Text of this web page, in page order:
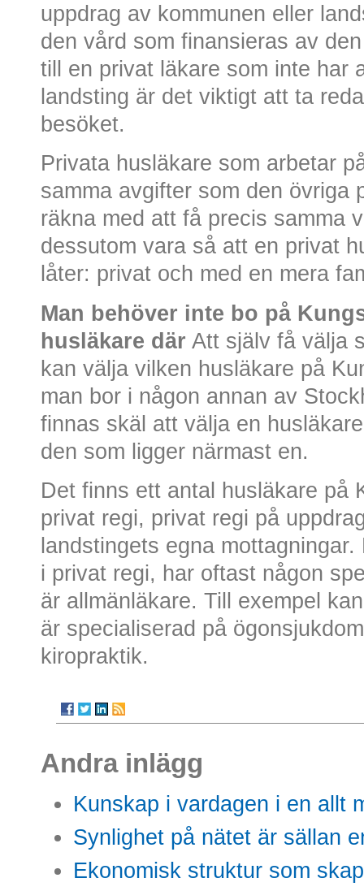
uppdrag av kommunen eller
den vård som finansieras av
till en privat läkare som inte har
landsting är det viktigt att ta
besöket.
Privata husläkare som arbetar
samma avgifter som den övriga
räkna med att få precis samma
dessutom vara så att en privat
låter: privat och med en mera
Man behöver inte bo på
husläkare där Att själv få välja
kan välja vilken husläkare på
man bor i någon annan av
finnas skäl att välja en
den som ligger närmast en.
Det finns ett antal husläkare på
privat regi, privat regi på
landstingets egna
i privat regi, har oftast någon
är allmänläkare. Till exempel
är specialiserad på
kiropraktik.
Andra inlägg
Kunskap i vardagen i en allt
Synlighet på nätet är sällan
Ekonomisk struktur som